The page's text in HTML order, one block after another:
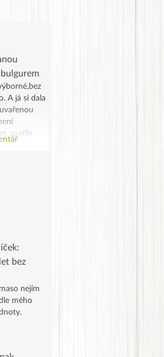
A já si dala
uvařila
chutné a
se stalo.
že vypadá
a
bez
nejím
mého